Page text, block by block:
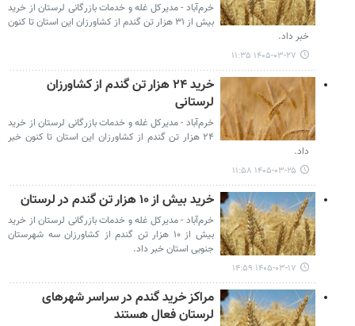
خرم‌آباد - مدیرکل غله و خدمات بازرگانی لرستان از خرید
بیش از ۳۱ هزار تن گندم از کشاورزان این استان تا کنون
خبر داد.
۱۴۰۵-۰۳-۲۷ ۱۱:۳۵
خرید ۲۴ هزار تن گندم از کشاورزان
لرستانی
خرم‌آباد - مدیرکل غله و خدمات بازرگانی لرستان از خرید
۲۴ هزار تن گندم از کشاورزان این استان تا کنون خبر
داد.
۱۴۰۵-۰۳-۲۵ ۱۱:۵۸
خرید بیش از ۱۰ هزار تن گندم در لرستان
خرم‌آباد - مدیرکل غله و خدمات بازرگانی لرستان از خرید
بیش از ۱۰ هزار تن گندم از کشاورزان سه شهرستان
جنوبی استان خبر داد.
۱۴۰۵-۰۳-۱۷ ۱۴:۵۹
مراکز خرید گندم در سراسر شهرهای
لرستان فعال هستند